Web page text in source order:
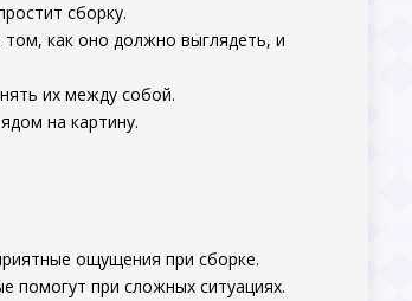
сборку.
как оно должно выглядеть, и
их между собой.
на картину.
ощущения при сборке.
помогут при сложных ситуациях.